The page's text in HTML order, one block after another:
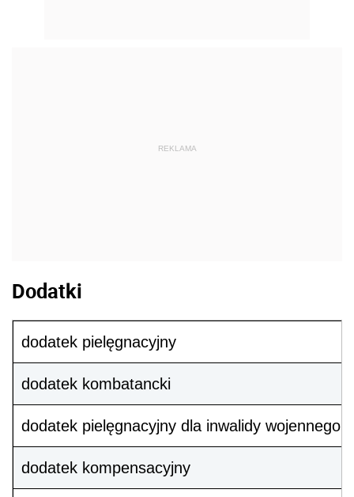
REKLAMA
Dodatki
dodatek pielęgnacyjny
dodatek kombatancki
dodatek pielęgnacyjny dla inwalidy wojennego
dodatek kompensacyjny